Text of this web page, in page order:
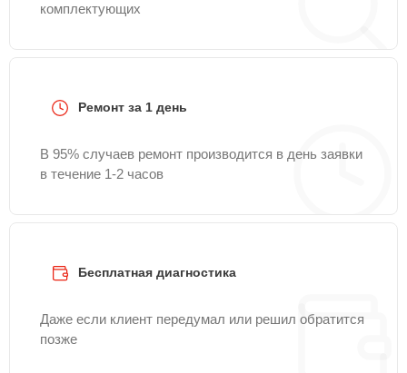
комплектующих
Ремонт за 1 день
В 95% случаев ремонт производится в день заявки
в течение 1-2 часов
Бесплатная диагностика
Даже если клиент передумал или решил обратится
позже